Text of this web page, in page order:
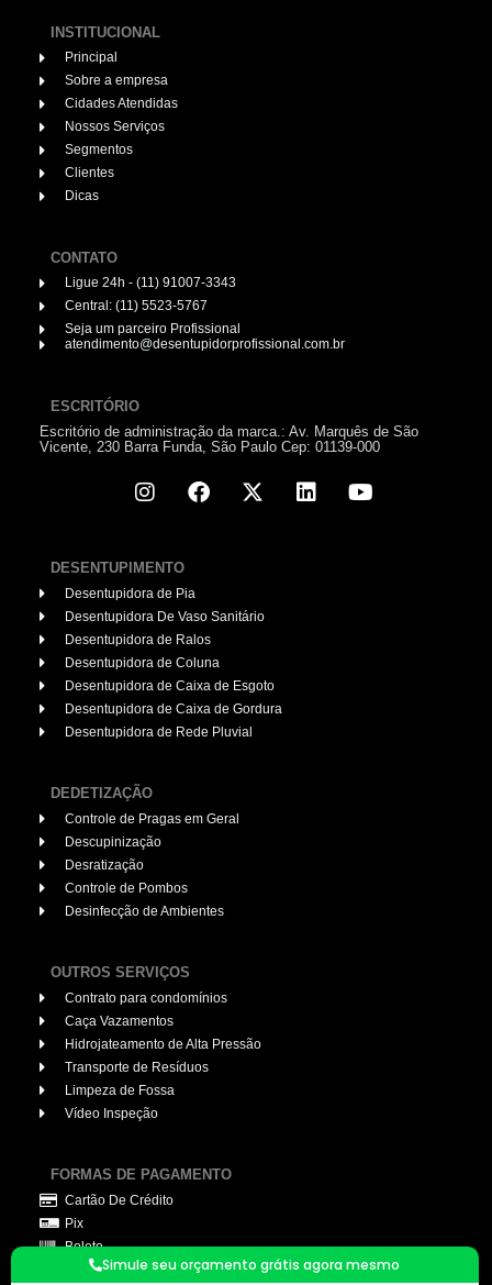
INSTITUCIONAL
Principal
Sobre a empresa
Cidades Atendidas
Nossos Serviços
Segmentos
Clientes
Dicas
CONTATO
Ligue 24h - (11) 91007-3343
Central: (11) 5523-5767
Seja um parceiro Profissional
atendimento@desentupidorprofissional.com.br
ESCRITÓRIO
Escritório de administração da marca.: Av. Marquês de São
Vicente, 230 Barra Funda, São Paulo Cep: 01139-000
DESENTUPIMENTO
Desentupidora de Pia
Desentupidora De Vaso Sanitário
Desentupidora de Ralos
Desentupidora de Coluna
Desentupidora de Caixa de Esgoto
Desentupidora de Caixa de Gordura
Desentupidora de Rede Pluvial
DEDETIZAÇÃO
Controle de Pragas em Geral
Descupinização
Desratização
Controle de Pombos
Desinfecção de Ambientes
OUTROS SERVIÇOS
Contrato para condomínios
Caça Vazamentos
Hidrojateamento de Alta Pressão
Transporte de Resíduos
Limpeza de Fossa
Vídeo Inspeção
FORMAS DE PAGAMENTO
Cartão De Crédito
Pix
Boleto
Simule seu orçamento grátis agora mesmo